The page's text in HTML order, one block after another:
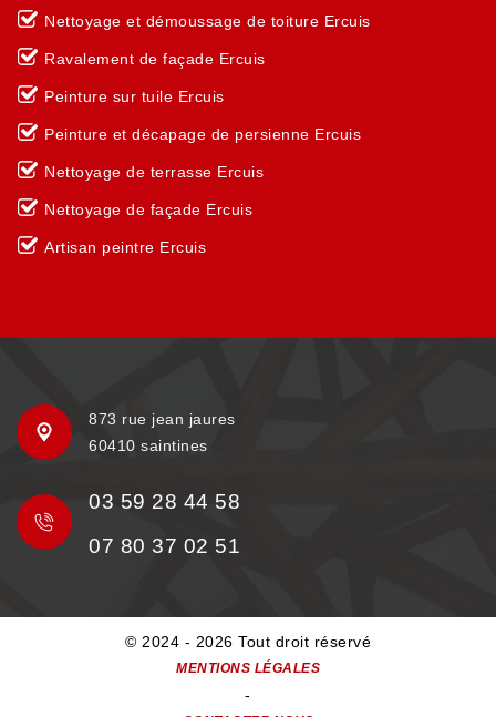
Nettoyage et démoussage de toiture Ercuis
Ravalement de façade Ercuis
Peinture sur tuile Ercuis
Peinture et décapage de persienne Ercuis
Nettoyage de terrasse Ercuis
Nettoyage de façade Ercuis
Artisan peintre Ercuis
873 rue jean jaures
60410 saintines
03 59 28 44 58
07 80 37 02 51
© 2024 - 2026 Tout droit réservé
MENTIONS LÉGALES
-